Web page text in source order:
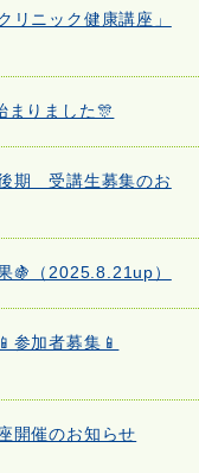
リニック健康講座」
りました🎊
期 受講生募集のお
🍇（2025.8.21up）
参加者募集📱
開催のお知らせ